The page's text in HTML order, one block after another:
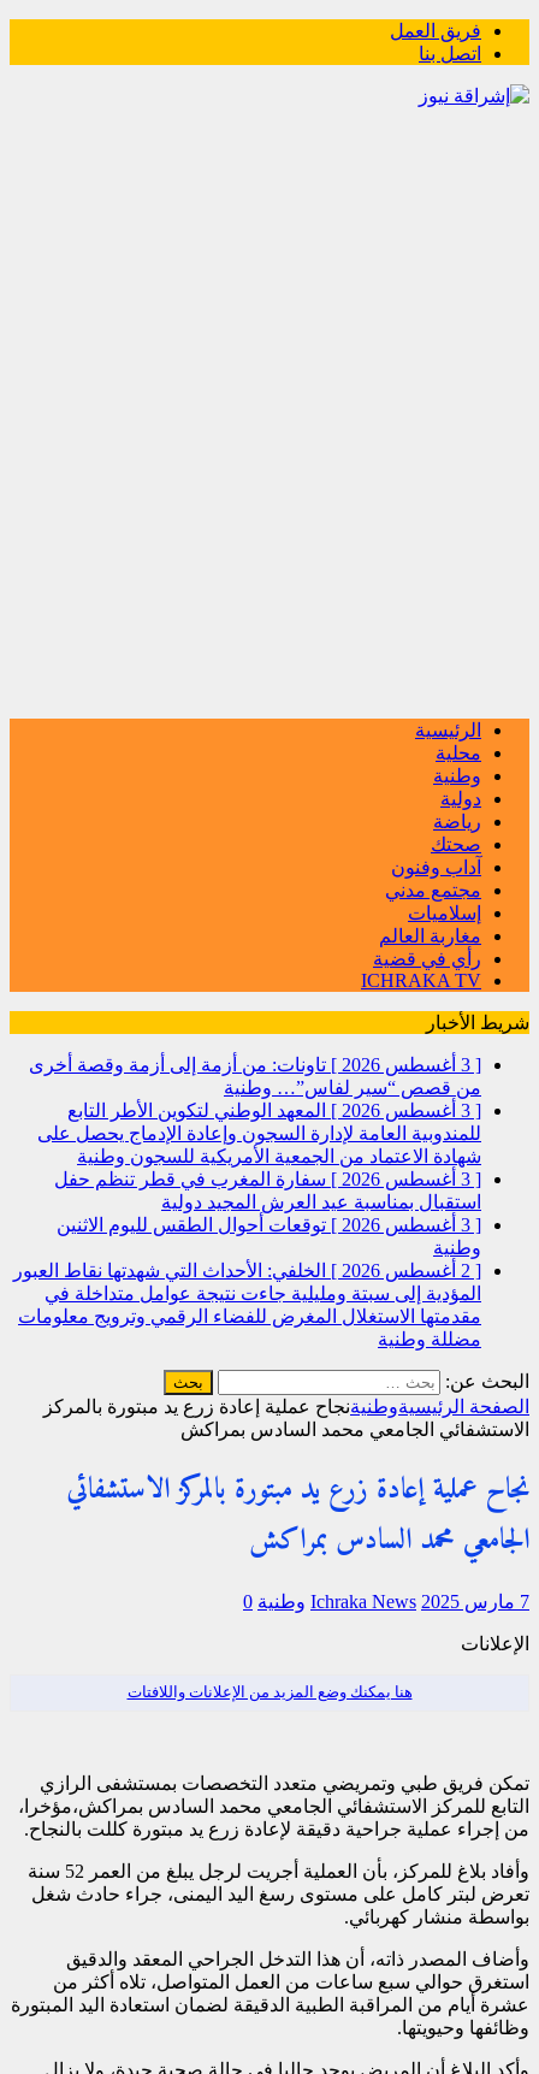
فريق العمل
اتصل بنا
الرئيسية
محلية
وطنية
دولية
رياضة
صحتك
آداب وفنون
مجتمع مدني
إسلاميات
مغاربة العالم
رأي في قضية
ICHRAKA TV
شريط الأخبار
[ 3 أغسطس 2026 ]
تاونات: من أزمة إلى أزمة وقصة أخرى
من قصص “سير لفاس”… وطنية
[ 3 أغسطس 2026 ]
المعهد الوطني لتكوين الأطر التابع
للمندوبية العامة لإدارة السجون وإعادة الإدماج يحصل على
شهادة الاعتماد من الجمعية الأمريكية للسجون وطنية
[ 3 أغسطس 2026 ]
سفارة المغرب في قطر تنظم حفل
استقبال بمناسبة عيد العرش المجيد دولية
[ 3 أغسطس 2026 ]
توقعات أحوال الطقس لليوم الاثنين
وطنية
[ 2 أغسطس 2026 ]
الخلفي: الأحداث التي شهدتها نقاط العبور
المؤدية إلى سبتة ومليلية جاءت نتيجة عوامل متداخلة في
مقدمتها الاستغلال المغرض للفضاء الرقمي وترويج معلومات
مضللة وطنية
البحث عن:
الصفحة الرئيسيةوطنيةنجاح عملية إعادة زرع يد مبتورة بالمركز
الاستشفائي الجامعي محمد السادس بمراكش
نجاح عملية إعادة زرع يد مبتورة بالمركز الاستشفائي
الجامعي محمد السادس بمراكش
7 مارس 2025 Ichraka News وطنية 0
الإعلانات
هنا يمكنك وضع المزيد من الإعلانات واللافتات
تمكن فريق طبي وتمريضي متعدد التخصصات بمستشفى الرازي
التابع للمركز الاستشفائي الجامعي محمد السادس بمراكش،مؤخرا،
من إجراء عملية جراحية دقيقة لإعادة زرع يد مبتورة كللت بالنجاح.
وأفاد بلاغ للمركز، بأن العملية أجريت لرجل يبلغ من العمر 52 سنة
تعرض لبتر كامل على مستوى رسغ اليد اليمنى، جراء حادث شغل
بواسطة منشار كهربائي.
وأضاف المصدر ذاته، أن هذا التدخل الجراحي المعقد والدقيق
استغرق حوالي سبع ساعات من العمل المتواصل، تلاه أكثر من
عشرة أيام من المراقبة الطبية الدقيقة لضمان استعادة اليد المبتورة
وظائفها وحيويتها.
وأكد البلاغ أن المريض يوجد حاليا في حالة صحية جيدة، ولا يزال